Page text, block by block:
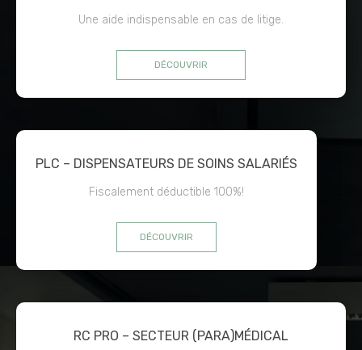
Une aide indispensable en cas de litige.
DÉCOUVRIR
PLC – DISPENSATEURS DE SOINS SALARIÉS
Fiscalement déductible 100%!
DÉCOUVRIR
RC PRO – SECTEUR (PARA)MÉDICAL